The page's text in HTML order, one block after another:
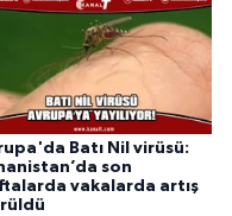
Batı Nil virüsü:
son
vakalarda artış